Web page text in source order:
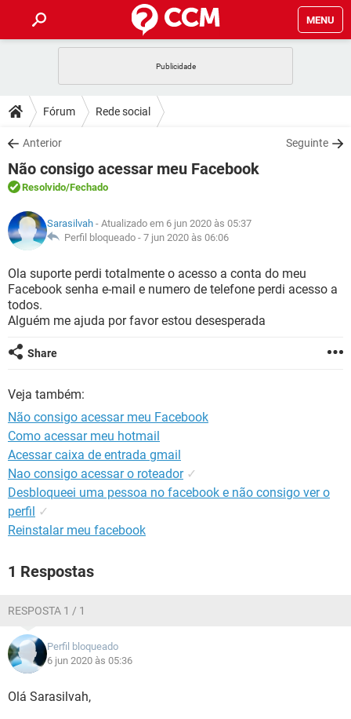
MENU
CELULAR
OUTLOOK
INSTAGRAM GMAIL
GUIA DE COMPRAS
DICAS
JOGOS
OUTLOOK
INSTAGRAM
GUIA DE COMPRAS
DOWNLOADS
JOGOS WHATSAPP
CELULAR
OUTLOOK EXCEL
INSTAGRAM
GUIA DE COMPRAS
FÓRUM
JOGOS
CELULAR FACEBOOK
INSTAGRAM GMAIL
GUIA DE COMPRAS
GLOSSÁRIO
JOGOS
CELULAR FACEBOOK
OUTLOOK
INSTAGRAM
GUIA DE COMPRAS
Fórum Rede social
Anterior Seguinte
Não consigo acessar meu Facebook
Resolvido/Fechado
Sarasilvah - Atualizado em 6 jun 2020 às 05:37
Perfil bloqueado - 7 jun 2020 às 06:06
Ola suporte perdi totalmente o acesso a conta do meu
Facebook senha e-mail e numero de telefone perdi acesso a
todos.
Alguém me ajuda por favor estou desesperada
Share
Veja também:
Não consigo acessar meu Facebook
Como acessar meu hotmail
Acessar caixa de entrada gmail
Nao consigo acessar o roteador ✓
Desbloqueei uma pessoa no facebook e não consigo ver o
perfil ✓
Reinstalar meu facebook
1 Respostas
RESPOSTA 1 / 1
Perfil bloqueado
6 jun 2020 às 05:36
Olá Sarasilvah,